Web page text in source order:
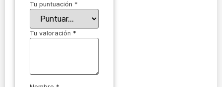
Tu puntuación *
Tu valoración *